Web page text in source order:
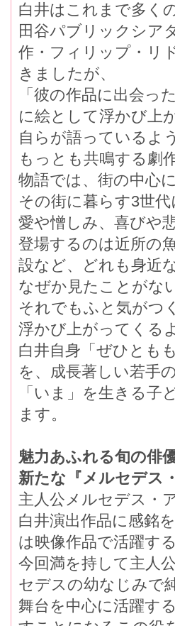
白井はこれまで多く
田谷パブリックシア
作・フィリップ・リ
きましたが、
「彼の作品に出会っ
に絵として浮かび上
自らが語っているよ
もっとも共鳴する劇
物語では、街の中心
その街に暮らす3世
愛や憎しみ、喜びや
登場するのは近所の
設など、どれも身近
なぜか見たことがな
それでもふと気がつ
浮かび上がってくる
白井自身「ぜひとも
を、成長著しい若手
「いま」を生きる
ます。
魅力あふれる旬の俳
新たな『メルセデス
主人公メルセデス・
白井演出作品に感銘
は映像作品で活躍す
今回満を持して主人
セデスの幼なじみで
舞台を中心に活躍す